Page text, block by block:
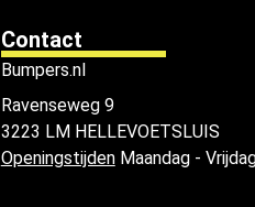
Contact
Bumpers.nl
Ravenseweg 9
3223 LM HELLEVOETSLUIS
OpeningstijdenMaandag -